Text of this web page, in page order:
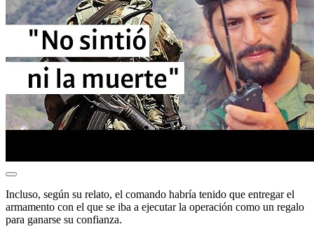
Incluso, según su relato, el comando habría tenido que entregar el
armamento con el que se iba a ejecutar la operación como un regalo
para ganarse su confianza.